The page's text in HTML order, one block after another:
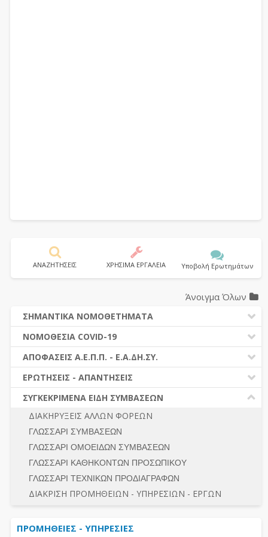
ΑΝΑΖΗΤΗΣΕΙΣ ΧΡΗΣΙΜΑ ΕΡΓΑΛΕΙΑ Υποβολή Ερωτημάτων
Άνοιγμα Όλων
ΣΗΜΑΝΤΙΚΑ ΝΟΜΟΘΕΤΗΜΑΤΑ
ΔΗΜΟΣΙΕΣ ΣΥΜΒΑΣΕΙΣ (Ν. 4412/2016)
ΔΗΜΟΤΙΚΟΣ ΚΩΔΙΚΑΣ (Ν.3463/2006)
ΚΑΛΛΙΚΡΑΤΗΣ (Ν.3852/2010)
ΝΟΜΟΘΕΣΙΑ - ΝΟΜΟΛΟΓΙΑ (ΣΥΝΟΛΟ)
ΝΟΜΟΘΕΣΙΑ COVID-19
ΝΟΜΟΘΕΣΙΑ - ΝΟΜΟΛΟΓΙΑ COVID -19
ΕΡΩΤΗΣΕΙΣ - ΑΠΑΝΤΗΣΕΙΣ
ΑΠΟΦΑΣΕΙΣ Α.Ε.Π.Π. - Ε.Α.ΔΗ.ΣΥ.
ΠΡΟΔΙΚΑΣΤΙΚΗ ΠΡΟΣΦΥΓΗ
ΓΕΝΙΚΟΙ ΚΑΝΟΝΕΣ
ΔΙΚΑΙΟΥΜΕΝΟΙ ΣΥΜΜΕΤΟΧΗΣ
ΠΡΟΣΦΟΡΕΣ – ΔΙΚΑΙΟΛΟΓΗΤΙΚΑ ΣΥΜΜΕΤΟΧΗΣ
ΔΙΕΞΑΓΩΓΗ ΔΙΑΔΙΚΑΣΙΑΣ
ΕΣΗΔΗΣ – ΚΗΜΔΗΣ
ΠΕΡΙΛΗΨΕΙΣ ΑΠΟΦΑΣΕΩΝ Α.Ε.Π.Π. - Ε.Α.ΔΗ.ΣΥ.
ΣΥΝΟΛΟ
ΕΡΩΤΗΣΕΙΣ - ΑΠΑΝΤΗΣΕΙΣ
Ν. 4782/2021 - ΤΡΟΠΟΠΟΙΗΣΗ 4412/2016
ΔΙΕΞΑΓΩΓΗ ΔΙΑΔΙΚΑΣΙΑΣ
ΔΙΑΔΙΚΑΣΙΕΣ ΑΝΑΘΕΣΗΣ
ΓΕΝΙΚΟΙ ΚΑΝΟΝΕΣ
ΠΡΟΕΤΟΙΜΑΣΙΑ - ΔΗΜΟΣΙΟΤΗΤΑ
ΛΟΓΟΙ ΑΠΟΚΛΕΙΣΜΟΥ-ΔΙΚΑΙΟΥΜΕΝΟΙ ΣΥΜΜΕΤΟΧΗΣ
ΠΡΟΣΦΟΡΕΣ - ΔΙΚΑΙΟΛΟΓΗΤΙΚΑ ΣΥΜΜΕΤΟΧΗΣ
ΣΥΓΚΕΚΡΙΜΕΝΑ ΕΙΔΗ ΣΥΜΒΑΣΕΩΝ
ΔΙΑΚΗΡΥΞΕΙΣ ΑΛΛΩΝ ΦΟΡΕΩΝ
ΓΛΩΣΣΑΡΙ ΣΥΜΒΑΣΕΩΝ
ΓΛΩΣΣΑΡΙ ΟΜΟΕΙΔΩΝ ΣΥΜΒΑΣΕΩΝ
ΓΛΩΣΣΑΡΙ ΚΑΘΗΚΟΝΤΩΝ ΠΡΟΣΩΠΙΚΟΥ
ΓΛΩΣΣΑΡΙ ΤΕΧΝΙΚΩΝ ΠΡΟΔΙΑΓΡΑΦΩΝ
ΔΙΑΚΡΙΣΗ ΠΡΟΜΗΘΕΙΩΝ - ΥΠΗΡΕΣΙΩΝ - ΕΡΓΩΝ
ΠΡΟΜΗΘΕΙΕΣ - ΥΠΗΡΕΣΙΕΣ